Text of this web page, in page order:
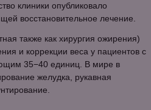
клиники опубликовало
восстановительное лечение.
также как хирургия ожирения)
и коррекции веса у пациентов с
35−40 единиц. В мире в
желудка, рукавная